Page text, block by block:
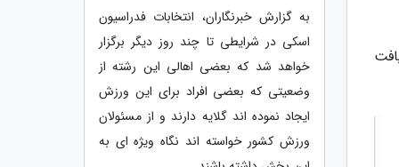
به گزارش خبرنگاران، انتخابات فدراسیون
اسکی در شرایطی تا چند روز دیگر برگزار
خواهد شد که بعضی اهالی این رشته از
وضعیتی که بعضی افراد برای این ورزش
ایجاد نموده اند گلایه دارند و از مسئولان
ورزش کشور خواسته اند نگاه ویژه ای به